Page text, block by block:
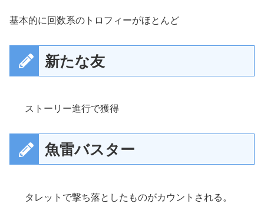
基本的に回数系のトロフィーがほとんど
新たな友
ストーリー進行で獲得
魚雷バスター
タレットで撃ち落としたものがカウントされる。